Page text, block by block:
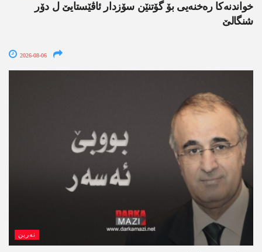
خواندنه‌كا رەخنەیی بۆ گۆتنێن سۆزدار ئاڤێستایێ ل دۆر
شنگالێ
2026-08-06
نەرین